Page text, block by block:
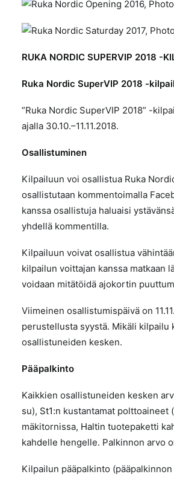
RUKA NORDIC SUPERVIP 2018 -
Ruka Nordic SuperVIP 2018 -
”Ruka Nordic SuperVIP 2018” -
ajalla 30.10.–11.11.2018.
Osallistuminen
Kilpailuun voi osallistua Ruka
osallistutaan kommentoimalla
kanssa osallistuja haluaisi
yhdellä kommentilla.
Kilpailuun voivat osallistua
kilpailun voittajan kanssa matkaan
voidaan mitätöidä ajokortin
Viimeinen osallistumispäivä on
perustellusta syystä. Mikäli kilpailu
osallistuneiden kesken.
Pääpalkinto
Kaikkien osallistuneiden kesken
su), St1:n kustantamat polttoaineet
mäkitornissa, Haltin tuotepaketti
kahdelle hengelle. Palkinnon arvo
Kilpailun pääpalkinto